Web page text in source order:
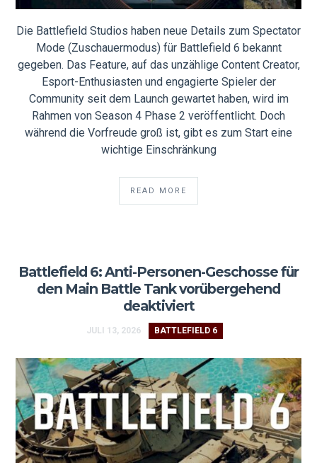
Die Battlefield Studios haben neue Details zum Spectator
Mode (Zuschauermodus) für Battlefield 6 bekannt
gegeben. Das Feature, auf das unzählige Content Creator,
Esport-Enthusiasten und engagierte Spieler der
Community seit dem Launch gewartet haben, wird im
Rahmen von Season 4 Phase 2 veröffentlicht. Doch
während die Vorfreude groß ist, gibt es zum Start eine
wichtige Einschränkung
READ MORE
Battlefield 6: Anti-Personen-Geschosse für
den Main Battle Tank vorübergehend
deaktiviert
JULI 13, 2026 BATTLEFIELD 6